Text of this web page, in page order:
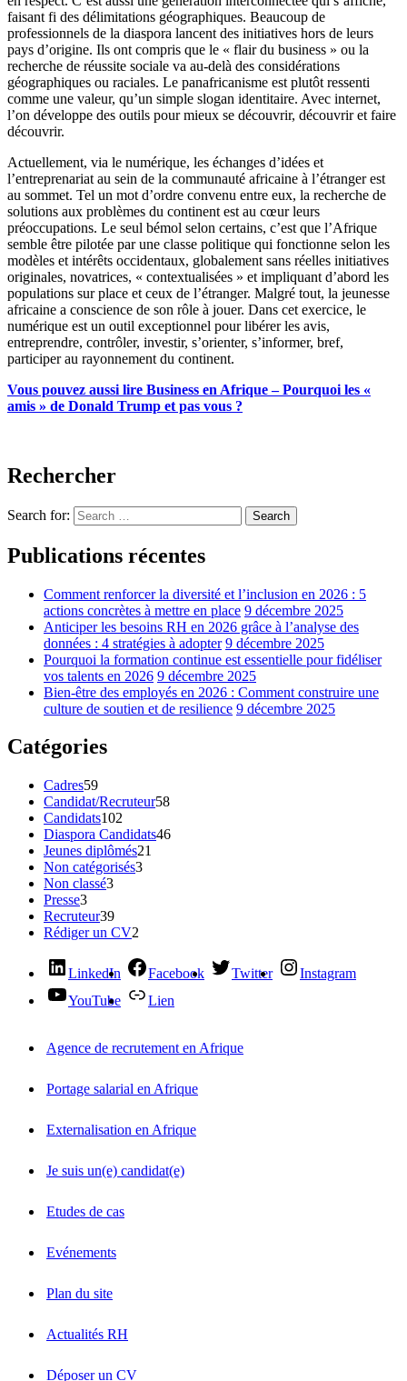
faisant fi des délimitations géographiques. Beaucoup de
professionnels de la diaspora lancent des initiatives hors de leurs
pays d’origine. Ils ont compris que le « flair du business » ou la
recherche de réussite sociale va au-delà des considérations
géographiques ou raciales. Le panafricanisme est plutôt ressenti
comme une valeur, qu’un simple slogan identitaire. Avec internet,
l’on développe des outils pour mieux se découvrir, découvrir et faire
découvrir.
Actuellement, via le numérique, les échanges d’idées et
l’entreprenariat au sein de la communauté africaine à l’étranger est
au sommet. Tel un mot d’ordre convenu entre eux, la recherche de
solutions aux problèmes du continent est au cœur leurs
préoccupations. Le seul bémol selon certains, c’est que l’Afrique
semble être pilotée par une classe politique qui fonctionne selon les
modèles et intérêts occidentaux, globalement sans réelles initiatives
originales, novatrices, « contextualisées » et impliquant d’abord les
populations sur place et ceux de l’étranger. Malgré tout, la jeunesse
africaine a conscience de son rôle à jouer. Dans cet exercice, le
numérique est un outil exceptionnel pour libérer les avis,
entreprendre, contrôler, investir, s’orienter, s’informer, bref,
participer au rayonnement du continent.
Vous pouvez aussi lire Business en Afrique – Pourquoi les «
amis » de Donald Trump et pas vous ?
Rechercher
Search for: Search
Publications récentes
Comment renforcer la diversité et l’inclusion en 2026 : 5
actions concrètes à mettre en place 9 décembre 2025
Anticiper les besoins RH en 2026 grâce à l’analyse des
données : 4 stratégies à adopter 9 décembre 2025
Pourquoi la formation continue est essentielle pour fidéliser
vos talents en 2026 9 décembre 2025
Bien-être des employés en 2026 : Comment construire une
culture de soutien et de resilience 9 décembre 2025
Catégories
Cadres59
Candidat/Recruteur58
Candidats102
Diaspora Candidats46
Jeunes diplômés21
Non catégorisés3
Non classé3
Presse3
Recruteur39
Rédiger un CV2
LinkedIn Facebook Twitter
Instagram
YouTube
Lien
Agence de recrutement en Afrique
Portage salarial en Afrique
Externalisation en Afrique
Je suis un(e) candidat(e)
Etudes de cas
Evénements
Plan du site
Actualités RH
Déposer un CV